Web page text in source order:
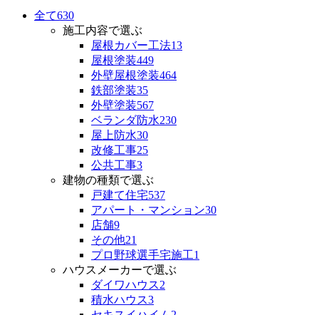
全て630
施工内容で選ぶ
屋根カバー工法13
屋根塗装449
外壁屋根塗装464
鉄部塗装35
外壁塗装567
ベランダ防水230
屋上防水30
改修工事25
公共工事3
建物の種類で選ぶ
戸建て住宅537
アパート・マンション30
店舗9
その他21
プロ野球選手宅施工1
ハウスメーカーで選ぶ
ダイワハウス2
積水ハウス3